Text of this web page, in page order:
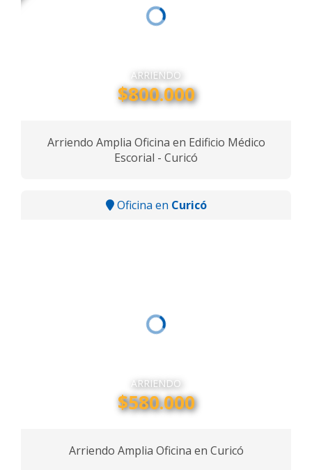
ARRIENDO
$800.000
Arriendo Amplia Oficina en Edificio Médico
Escorial - Curicó
Oficina en Curicó
ARRIENDO
$580.000
Arriendo Amplia Oficina en Curicó